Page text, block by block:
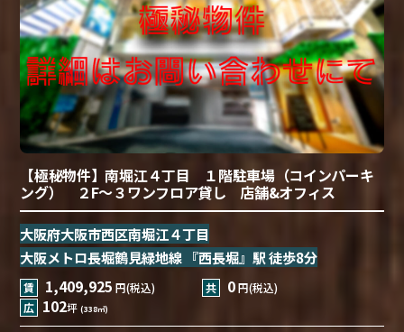
【極秘物件】南堀江４丁目 １階駐車場（コインパーキ
ング） ２F〜３ワンフロア貸し 店舗&オフィス
大阪府大阪市西区南堀江４丁目
大阪メトロ長堀鶴見緑地線 『西長堀』駅 徒歩8分
賃 1,409,925 円(税込) 共 0円(税込)
広 102坪(338㎡)